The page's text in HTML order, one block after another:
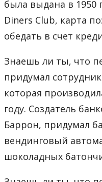
была выдана в 1950
Diners Club, карта
обедать в счет
Знаешь ли ты, что
придумал
которая
году. Создатель
Баррон, придумал
вендинговый
шоколадных